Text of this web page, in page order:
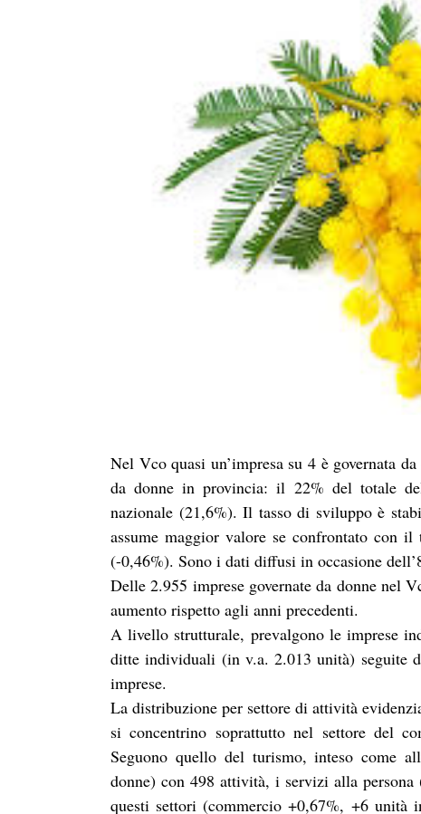
Nel Vco quasi un’impresa su 4 è governata
da donne in provincia: il 22% del totale
nazionale (21,6%). Il tasso di sviluppo è
assume maggior valore se confrontato con
(-0,46%). Sono i dati diffusi in occasione
Delle 2.955 imprese governate da donne nel
aumento rispetto agli anni precedenti.
A livello strutturale, prevalgono le imprese
ditte individuali (in v.a. 2.013 unità) seguite
imprese.
La distribuzione per settore di attività
si concentrino soprattutto nel settore del
Seguono quello del turismo, inteso come
donne) con 498 attività, i servizi alla
questi settori (commercio +0,67%, +6 unità